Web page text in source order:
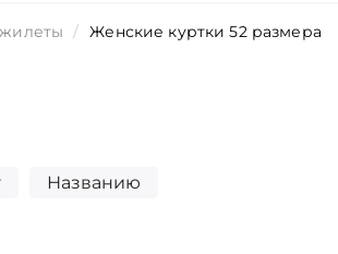
Женские куртки 52 размера
Названию